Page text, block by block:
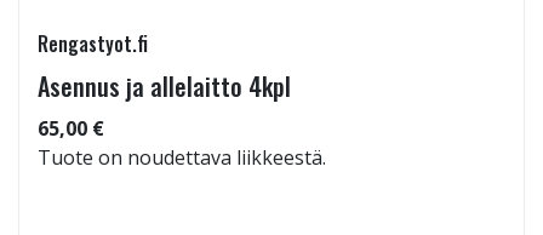
Rengastyot.fi
Asennus ja allelaitto 4kpl
65,00 €
Tuote on noudettava liikkeestä.